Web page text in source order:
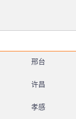
邢台
许昌
孝感